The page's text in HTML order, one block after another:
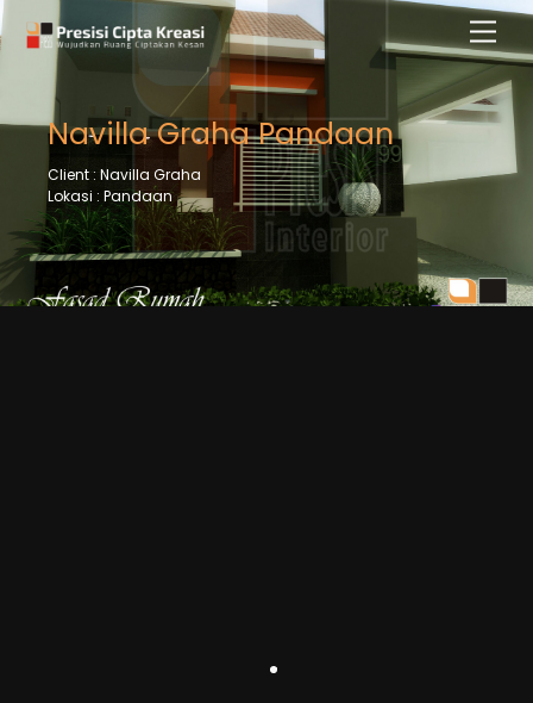
to
content
Navilla Graha Pandaan
Client : Navilla Graha
Lokasi : Pandaan